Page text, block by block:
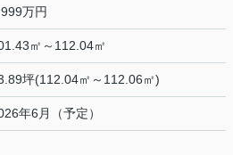
万円
㎡～112.04㎡
坪(112.04㎡～112.06㎡)
年6月（予定）